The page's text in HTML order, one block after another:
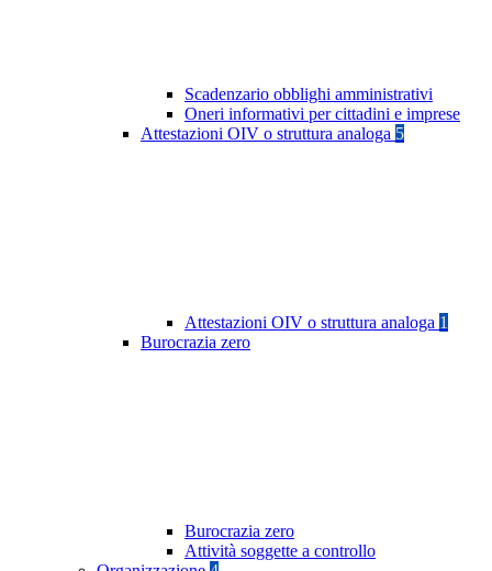
Scadenzario obblighi amministrativi
Oneri informativi per cittadini e imprese
Attestazioni OIV o struttura analoga 5
Attestazioni OIV o struttura analoga 1
Burocrazia zero
Burocrazia zero
Attività soggette a controllo